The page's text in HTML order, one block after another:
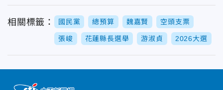
相關標籤： 國民黨 總預算 魏嘉賢 空頭支票
張峻 花蓮縣長選舉 游淑貞 2026大選